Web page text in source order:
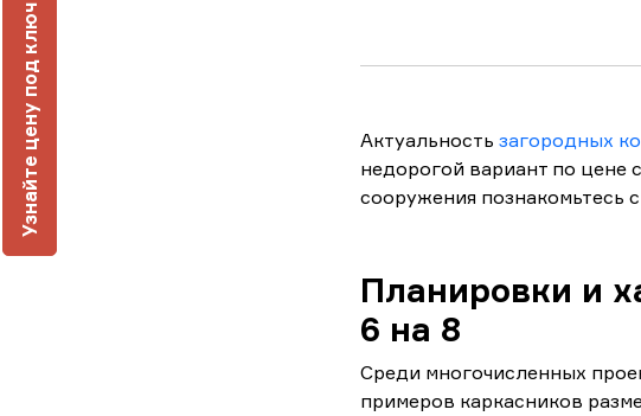
Актуальность загородных
недорогой вариант по цене
сооружения познакомьтесь
Планировки и
6 на 8
Среди многочисленных
примеров каркасников
У
з
н
а
й
т
е
ц
е
н
у
п
о
д
к
л
ю
ч